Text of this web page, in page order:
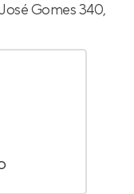
José Gomes 340,